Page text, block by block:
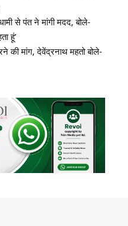
से पंत ने मांगी मदद, बोले-
हूं’
की मांग, देवेंद्रनाथ महतो बोले-